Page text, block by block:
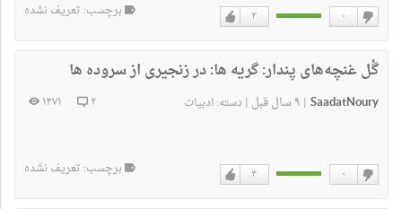
۳ ۰
نداشتن
برچسب: تعریف نشده
گٔل غنچه‌های پندار:گریه ها: در زنجیری از سروده ها
SaadatNoury
| ۹ سال قبل | دسته:ادبیات ۲ ۱۴۷۱
۴ ۰ برچسب: تعریف نشده